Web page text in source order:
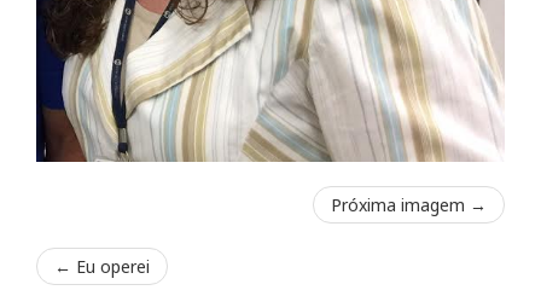
Próxima imagem →
← Eu operei